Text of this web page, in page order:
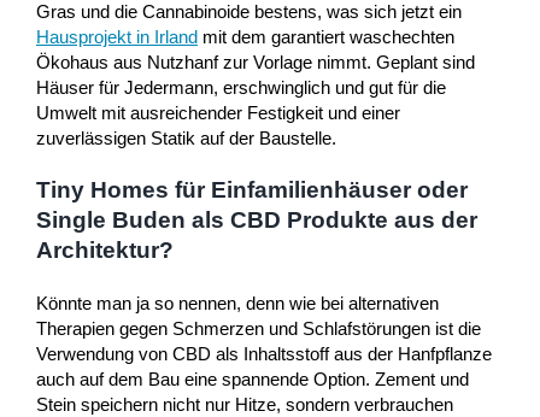
Gras und die Cannabinoide bestens, was sich jetzt ein
Hausprojekt in Irlandmit dem garantiert waschechten
Ökohaus aus Nutzhanf zur Vorlage nimmt. Geplant sind
Häuser für Jedermann, erschwinglich und gut für die
Umwelt mit ausreichender Festigkeit und einer
zuverlässigen Statik auf der Baustelle.
Tiny Homes für Einfamilienhäuser oder
Single Buden als CBD Produkte aus der
Architektur?
Könnte man ja so nennen, denn wie bei alternativen
Therapien gegen Schmerzen und Schlafstörungen ist die
Verwendung von CBD als Inhaltsstoff aus der Hanfpflanze
auch auf dem Bau eine spannende Option. Zement und
Stein speichern nicht nur Hitze, sondern verbrauchen